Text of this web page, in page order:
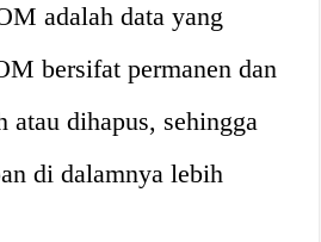
adalah data yang
bersifat permanen dan
atau dihapus, sehingga
di dalamnya lebih